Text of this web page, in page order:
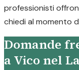
professionisti
chiedi al momento
Domande
a Vico nel